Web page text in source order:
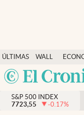
ÚLTIMAS
NOTICIAS
WALL
STREET
Y
DÓLAR
Finanzas y economía
Wall Street y dólar
Inmigración
S&P 500 INDEX
7723,55
-0.17%